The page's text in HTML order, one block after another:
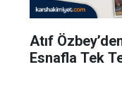
Atıf
Esnafla Tek